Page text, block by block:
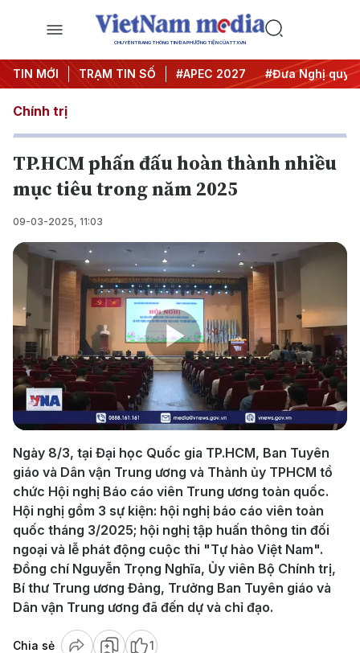
CHUYÊN TRANG THÔNG TIN ĐA PHƯƠNG TIỆN CỦA TTXVN
TIN MỚI TRẠM TIN SỐ
#Hội nghị Trung ương 3 #APEC 2027 #Đưa Nghị quyết
Chính trị
TP.HCM phấn đấu hoàn thành nhiều
mục tiêu trong năm 2025
09-03-2025, 11:03
Play
Video
Ngày 8/3, tại Đại học Quốc gia TP.HCM, Ban Tuyên
giáo và Dân vận Trung ương và Thành ủy TPHCM tổ
chức Hội nghị Báo cáo viên Trung ương toàn quốc.
Hội nghị gồm 3 sự kiện: hội nghị báo cáo viên toàn
quốc tháng 3/2025; hội nghị tập huấn thông tin đối
ngoại và lễ phát động cuộc thi "Tự hào Việt Nam".
Đồng chí Nguyễn Trọng Nghĩa, Ủy viên Bộ Chính trị,
Bí thư Trung ương Đảng, Trưởng Ban Tuyên giáo và
Dân vận Trung ương đã đến dự và chỉ đạo.
Chia sẻ 1